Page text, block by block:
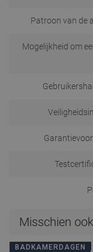
Patroon van de
Mogelijkheid om
Misschien
BADKAMERDAGEN